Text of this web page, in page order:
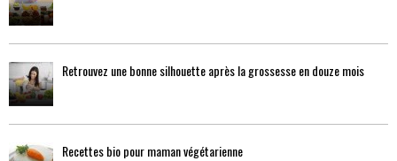
Retrouvez une bonne silhouette après la grossesse en douze mois
Recettes bio pour maman végétarienne